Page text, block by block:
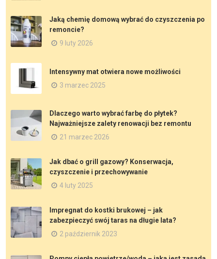
Jaką chemię domową wybrać do czyszczenia po
remoncie?
9 luty 2026
Intensywny mat otwiera nowe możliwości
3 marzec 2025
Dlaczego warto wybrać farbę do płytek?
Najważniejsze zalety renowacji bez remontu
21 marzec 2026
Jak dbać o grill gazowy? Konserwacja,
czyszczenie i przechowywanie
4 luty 2025
Impregnat do kostki brukowej – jak
zabezpieczyć swój taras na długie lata?
2 październik 2023